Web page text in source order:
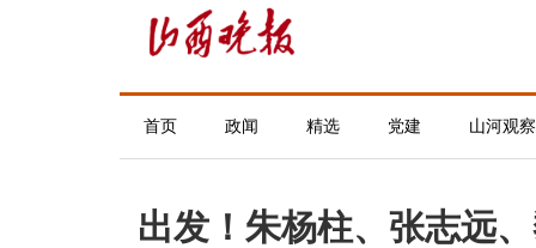
首页 政闻 精选 党建 山河观察
出发！朱杨柱、张志远